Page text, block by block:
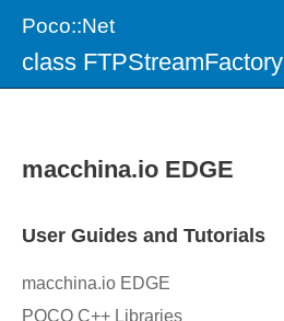
Poco::Net
class FTPStreamFactory